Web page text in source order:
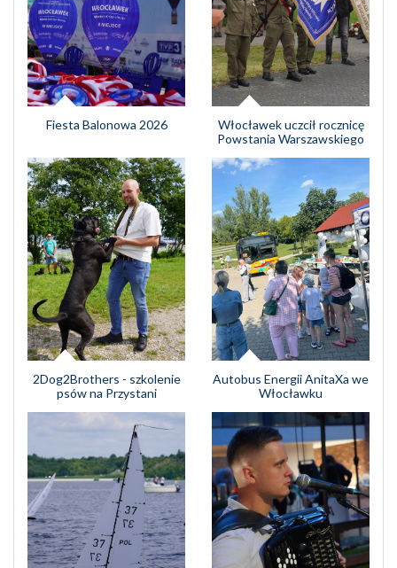
Fiesta Balonowa 2026
Włocławek uczcił rocznicę
Powstania Warszawskiego
2Dog2Brothers - szkolenie
psów na Przystani
Autobus Energii AnitaXa we
Włocławku